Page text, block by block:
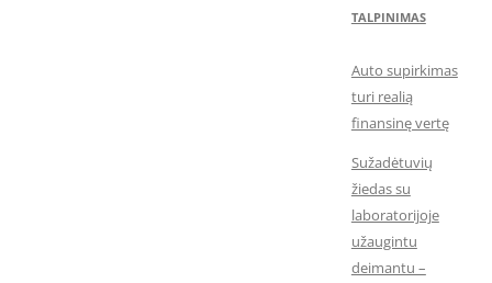
TALPINIMAS
Auto supirkimas
turi realią
finansinę vertę
Sužadėtuvių
žiedas su
laboratorijoje
užaugintu
deimantu –